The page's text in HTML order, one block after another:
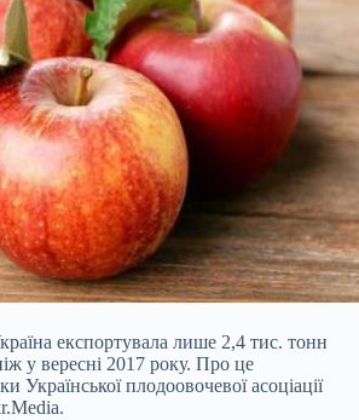
експортувала лише 2,4 тис. тонн
у вересні 2017 року. Про це
Української плодоовочевої асоціації